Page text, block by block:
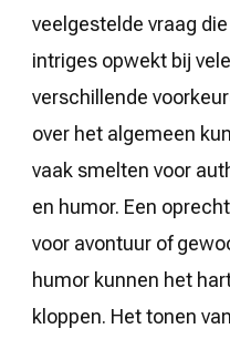
veelgestelde vraag
intriges opwekt bij
verschillende
over het algemeen
vaak smelten voor
en humor. Een
voor avontuur of
humor kunnen het
kloppen. Het tonen